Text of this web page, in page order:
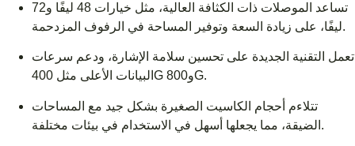
تساعد الموصلات ذات الكثافة العالية، مثل خيارات 48 ليفًا و72
ليفًا، على زيادة السعة وتوفير المساحة في الرفوف المزدحمة.
تعمل التقنية الجديدة على تحسين سلامة الإشارة، ودعم سرعات
البيانات الأعلى مثل 400G و800G.
تتلاءم أحجام الكاسيت الصغيرة بشكل جيد مع المساحات
الضيقة، مما يجعلها أسهل في الاستخدام في بيئات مختلفة.